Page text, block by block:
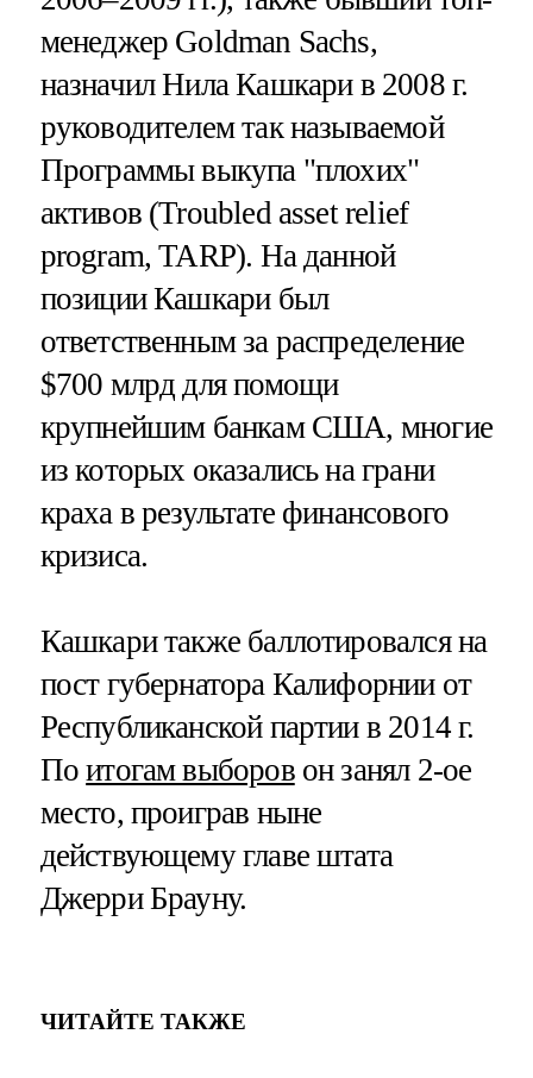
менеджер Goldman Sachs,
назначил Нила Кашкари в 2008 г.
руководителем так называемой
Программы выкупа "плохих"
активов (Troubled asset relief
program, TARP). На данной
позиции Кашкари был
ответственным за распределение
$700 млрд для помощи
крупнейшим банкам США, многие
из которых оказались на грани
краха в результате финансового
кризиса.
Кашкари также баллотировался на
пост губернатора Калифорнии от
Республиканской партии в 2014 г.
Поитогам выборовон занял 2-ое
место, проиграв ныне
действующему главе штата
Джерри Брауну.
ЧИТАЙТЕ ТАКЖЕ